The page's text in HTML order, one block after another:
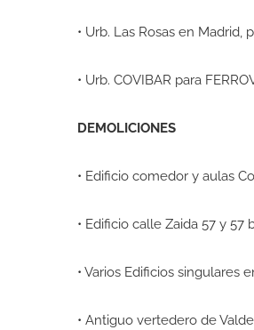
• Urb. Las Rosas en Madrid,
• Urb. COVIBAR para
DEMOLICIONES
• Edificio comedor y aulas
• Edificio calle Zaida 57 y 57
• Varios Edificios singulares
• Antiguo vertedero de